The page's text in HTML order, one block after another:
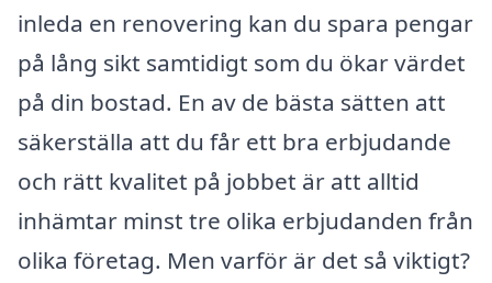
inleda en renovering kan du spara pengar
på lång sikt samtidigt som du ökar värdet
på din bostad. En av de bästa sätten att
säkerställa att du får ett bra erbjudande
och rätt kvalitet på jobbet är att alltid
inhämtar minst tre olika erbjudanden från
olika företag. Men varför är det så viktigt?